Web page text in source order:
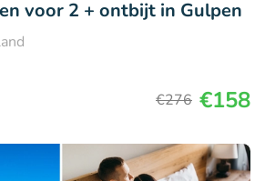
voor 2 + ontbijt in Gulpen
€276 €158